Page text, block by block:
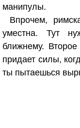
манипулы.
Впрочем,
уместна. Тут
ближнему.
придает силы,
ты пытаешься